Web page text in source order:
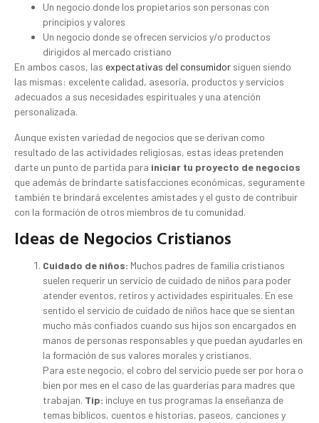
Un negocio donde los propietarios son personas con
principios y valores
Un negocio donde se ofrecen servicios y/o productos
dirigidos al mercado cristiano
En ambos casos, las expectativas del consumidor siguen siendo
las mismas: excelente calidad, asesoría, productos y servicios
adecuados a sus necesidades espirituales y una atención
personalizada.
Aunque existen variedad de negocios que se derivan como
resultado de las actividades religiosas, estas ideas pretenden
darte un punto de partida para iniciar tu proyecto de negocios
que además de brindarte satisfacciones económicas, seguramente
también te brindará excelentes amistades y el gusto de contribuir
con la formación de otros miembros de tu comunidad.
Ideas de Negocios Cristianos
Cuidado de niños: Muchos padres de familia cristianos
suelen requerir un servicio de cuidado de niños para poder
atender eventos, retiros y actividades espirituales. En ese
sentido el servicio de cuidado de niños hace que se sientan
mucho más confiados cuando sus hijos son encargados en
manos de personas responsables y que puedan ayudarles en
la formación de sus valores morales y cristianos.
Para este negocio, el cobro del servicio puede ser por hora o
bien por mes en el caso de las guarderías para madres que
trabajan. Tip: incluye en tus programas la enseñanza de
temas bíblicos, cuentos e historias, paseos, canciones y